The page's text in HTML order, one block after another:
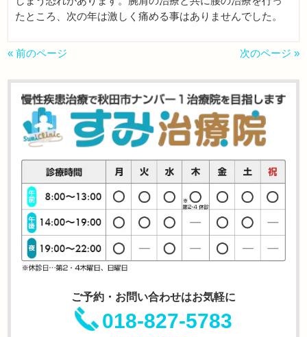
たところ、次の年は激しく痛める事はありませんでした。
« 前のページ 次のページ »
ご予約・お問い合わせはお気軽に
018-827-5783